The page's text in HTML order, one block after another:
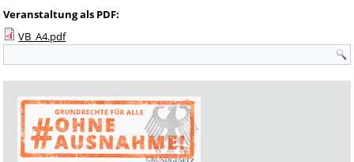
Veranstaltung als PDF:
VB_A4.pdf
Suchformular